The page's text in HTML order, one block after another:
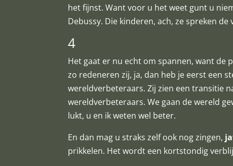
het fijnst. Want voor u het weet gunt u
Debussy. Die kinderen, ach, ze spreken
4
Het gaat er nu echt om spannen, want de
zo redeneren zij, ja, dan heb je eerst een
wereldverbeteraars. Zij zien een transitie
wereldverbeteraars. We gaan de wereld
lukt, u en ik weten wel beter.
En dan mag u straks zelf ook nog zingen,
prikkelen. Het wordt een kortstondig